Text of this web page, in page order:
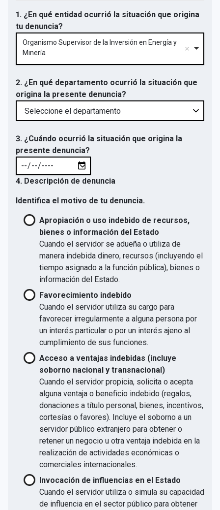
1. ¿En qué entidad ocurrió la situación que origina
tu denuncia?
Organismo Supervisor de la Inversión en Energía y
Minería
2. ¿En qué departamento ocurrió la situación que
origina la presente denuncia?
3. ¿Cuándo ocurrió la situación que origina la
presente denuncia?
4. Descripción de denuncia
Identifica el motivo de tu denuncia.
Apropiación o uso indebido de recursos,
bienes o información del Estado
Cuando el servidor se adueña o utiliza de
manera indebida dinero, recursos (incluyendo el
tiempo asignado a la función pública), bienes o
información del Estado.
Favorecimiento indebido
Cuando el servidor utiliza su cargo para
favorecer irregularmente a alguna persona por
un interés particular o por un interés ajeno al
cumplimiento de sus funciones.
Acceso a ventajas indebidas (incluye
soborno nacional y transnacional)
Cuando el servidor propicia, solicita o acepta
alguna ventaja o beneficio indebido (regalos,
donaciones a título personal, bienes, incentivos,
cortesías o favores). Incluye el soborno a un
servidor público extranjero para obtener o
retener un negocio u otra ventaja indebida en la
realización de actividades económicas o
comerciales internacionales.
Invocación de influencias en el Estado
Cuando el servidor utiliza o simula su capacidad
de influencia en el sector público para obtener